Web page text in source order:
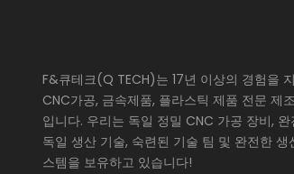
F&큐테크(Q TECH)는 17년 이상의 경험을
CNC가공, 금속제품, 플라스틱 제품 전문 제
입니다. 우리는 독일 정밀 CNC 가공 장비, 완
독일 생산 기술, 숙련된 기술 팀 및 완전한 생
스템을 보유하고 있습니다!